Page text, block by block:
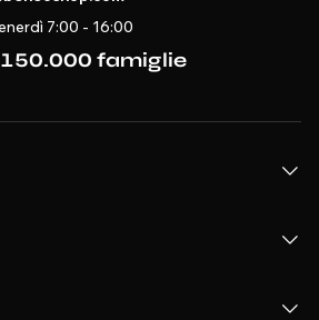
7:00 - 16:00
famiglie